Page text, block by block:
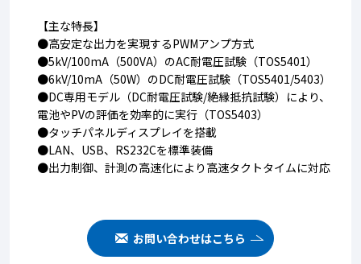
【主な特長】
●高安定な出力を実現するPWMアンプ方式
●5kV/100mA（500VA）のAC耐電圧試験（TOS5401）
●6kV/10mA（50W）のDC耐電圧試験（TOS5401/5403）
●DC専用モデル（DC耐電圧試験/絶縁抵抗試験）により、
電池やPVの評価を効率的に実行（TOS5403）
●タッチパネルディスプレイを搭載
●LAN、USB、RS232Cを標準装備
●出力制御、計測の高速化により高速タクトタイムに対応
お問い合わせはこちら